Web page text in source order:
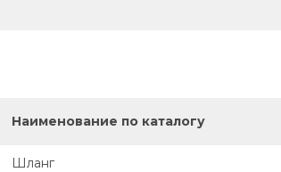
Наименование по каталогу
Шланг